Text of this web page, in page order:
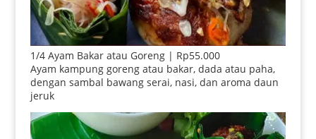
1/4 Ayam Bakar atau Goreng | Rp55.000
Ayam kampung goreng atau bakar, dada atau paha,
dengan sambal bawang serai, nasi, dan aroma daun
jeruk